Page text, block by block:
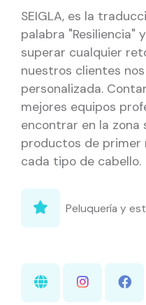
SEIGLA, es la
palabra "Resiliencia"
superar cualquier
nuestros clientes
personalizada.
mejores equipos
encontrar en la zona
productos de primer
cada tipo de cabello.
Peluquería y